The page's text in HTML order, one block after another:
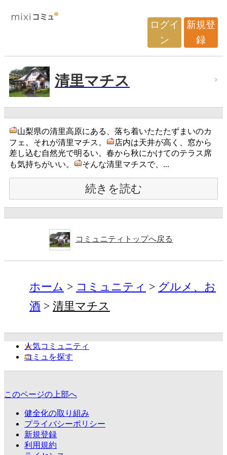
ログイ
ン
新規登
録
清里マチス
山梨県の清里高原にある、落ち着いたたたずまいのカ
フェ。それが清里マチス。
店内は天井が高く、窓から
差し込む自然光で明るい。春から秋にかけてのテラス席
も気持ちがいい。
そんな清里マチスで、...
続きを読む
コミュニティトップへ戻る
ホーム コミュニティ
グルメ、お
酒
清里マチス
人気コミュニティ
コミュを探す
このページの上部へ
健全化の取り組み
プライバシーポリシー
新規登録
利用規約